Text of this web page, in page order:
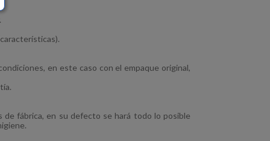
en este caso con el empaque original,
de fábrica, en su defecto se hará todo lo posible